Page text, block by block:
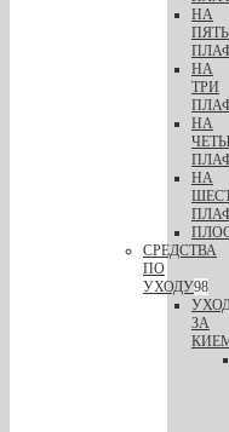
НА
ПЯТЬ
НА
ТРИ
НА
НА
СРЕДСТВА
ПО
УХОДУ98
ЗА